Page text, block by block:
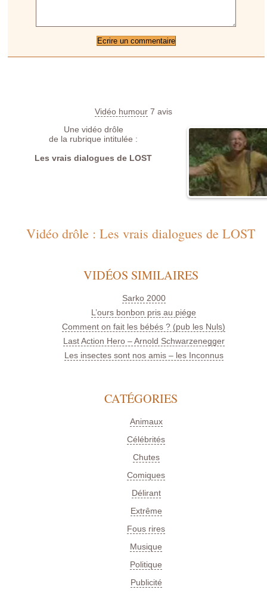
Vidéo humour 7 avis
Une vidéo drôle
de la rubrique intitulée :
Les vrais dialogues de LOST
Vidéo drôle : Les vrais dialogues de LOST
VIDÉOS SIMILAIRES
Sarko 2000
L’ours bonbon pris au piége
Comment on fait les bébés ? (pub les Nuls)
Last Action Hero – Arnold Schwarzenegger
Les insectes sont nos amis – les Inconnus
CATÉGORIES
Animaux
Célébrités
Chutes
Comiques
Délirant
Extrême
Fous rires
Musique
Politique
Publicité